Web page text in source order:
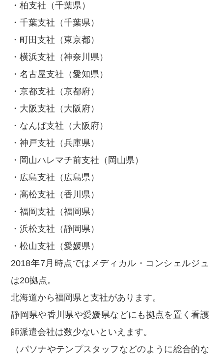
・柏支社（千葉県）
・千葉支社（千葉県）
・町田支社（東京都）
・横浜支社（神奈川県）
・名古屋支社（愛知県）
・京都支社（京都府）
・大阪支社（大阪府）
・なんば支社（大阪府）
・神戸支社（兵庫県）
・岡山ハレマチ前支社（岡山県）
・広島支社（広島県）
・高松支社（香川県）
・福岡支社（福岡県）
・浜松支社（静岡県）
・松山支社（愛媛県）
2018年7月時点ではメディカル・コンシェルジュ
は20拠点。
北海道から福岡県と支社があります。
静岡県や香川県や愛媛県などにも拠点を置く看護
師派遣会社は数少ないといえます。
（パソナやテンプスタッフなどのように総合的な